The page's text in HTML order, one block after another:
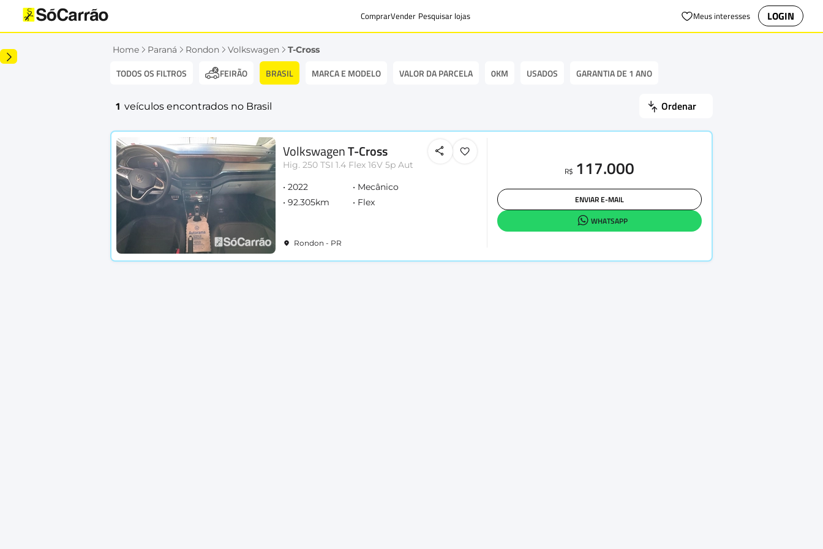
ComprarVender Pesquisar lojas Meus interesses LOGIN
Home Paraná Rondon Volkswagen T-Cross
TODOS OS FILTROS FEIRÃO BRASIL MARCA E MODELO VALOR DA PARCELA 0KM USADOS GARANTIA DE 1 ANO
1 veículos encontrados no Brasil Ordenar
VolkswagenT-Cross
Hig. 250 TSI 1.4 Flex 16V 5p Aut
2022
Mecânico
92.305km
Flex
Rondon - PR
R$ 117.000
ENVIAR E-MAIL
WHATSAPP